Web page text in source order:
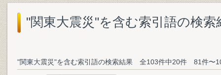
"関東大震災"を含む索引語の検索
"関東大震災"を含む索引語の検索結果 全103件中20件 81件〜